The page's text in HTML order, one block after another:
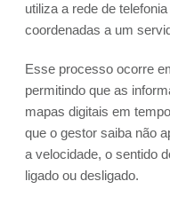
utiliza a rede de
coordenadas a um
Esse processo ocorre
permitindo que as
mapas digitais em
que o gestor saiba não
a velocidade, o sentido
ligado ou desligado.